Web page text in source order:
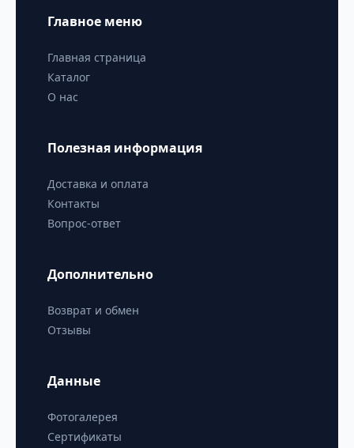
Главное меню
Главная страница
Каталог
О нас
Полезная информация
Доставка и оплата
Контакты
Вопрос-ответ
Дополнительно
Возврат и обмен
Отзывы
Данные
Фотогалерея
Сертификаты